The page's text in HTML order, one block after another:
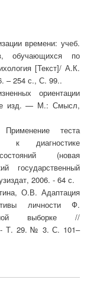
времени: учеб.
обучающихся по
[Текст]/ А.К.
– 254 с., С. 99..
ориентации
е изд. — М.: Смысл,
теста
к диагностике
(новая
государственный
2006. - 64 с.
О.В. Адаптация
личности Ф.
выборке //
- Т. 29. № 3. С. 101–